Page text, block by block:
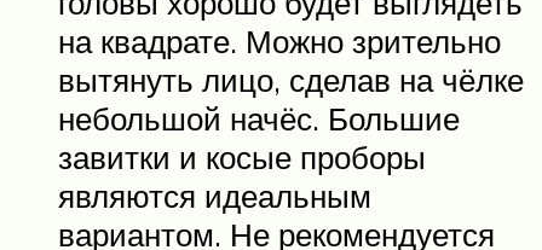
на квадрате. Можно зрительно
вытянуть лицо, сделав на чёлке
небольшой начёс. Большие
завитки и косые проборы
являются идеальным
вариантом. Не рекомендуется